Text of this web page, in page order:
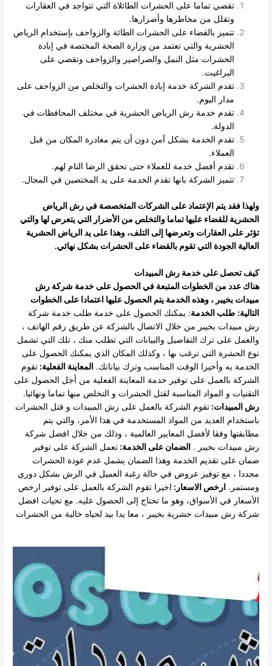
تقضي تماما على الحشرات الطائلاة التي تتواجد في العقارات
وتقلل من مخاطرها وأضرارها.
تتميز بالقضاء على الحشرات الطائة والزواحف بإستخدام الرياض
الحشرية والتي تعتمد من وزارة الصحة المختصة في إبادة
الحشرات مثل النمل والصراصير والزواحف وتقضي على
البراغيت.
تقدم الشركة خدمة إبادة الحشرات والتخلص من الزواحف على
مدار اليوم.
تقدم خدمة رش الرياض الحشرية في مختلف المحافظات في
الدولة.
تقدم الخدمة بشكل آمن دون أن يتم مغادرة المكان من قبل
العملاء.
تقدم أفضل خدمة للعملاء حتى تحقق الرضا التام لهم.
تتميز الشركة بانها تقدم الخدمة على يد المختصين في المجال.
ولهذا فقد يتم الإعتماد على الشركات المتخصصة في رش الرياض
الحشرية للقضاء عليها تماما والتخلص من الأضرار التي يتعرض لها والتي
تؤثر على العقارات وتعرضها إلى التلف، وهذا على يد الرياض الحشرية
العالية الجودة التي تقوم بالقضاء على الحشرات بشكل نهائي.
كيف تحصل على خدمة رش المبيدات
هناك عدد من الخطوات المتبعة في الحصول على خدمة شركة رش
مبيدات بخيبر ، وهذه الخدمة يتم الحصول عليها اعتمادا على الخطوات
التالية: طلب الخدمة: يمكنك الحصول على خدمة طلب خدمة شركة
رش مبيدات بخيبر من خلال الاتصال بالشركة عن طريق رقم الهاتف ،
والعمل على ترك التفاصيل والبيانات التي تطلب منك ، تلك التي تشمل
نوع الحشرة التي ترغب بها ، وكذلك المكان الذي يمكنك الحصول على
الخدمة به وأخيرا الوقت المناسب وترك بياناتك. المعاينة الفعلية:تقوم
الشركة بالعمل على توفير خدمة المعاينة الفعلية من أجل الحصول على
التقنيات و المواد المناسبة لقتل الحشرات و التخلص منها تماما ونهائيا.
رش المبيدات:تقوم الشركة بالعمل على رش المبيدات و قتل الحشرات
باستخدام العديد من المواد المستخدمة في هذا الأمر، والتي يتم
مطابقتها وفقا لأفضل المعايير العالمية ، وذلك من خلال افضل شركة
رش مبيدات بخيبر . الضمان على الخدمة:تعمل الشركة على توفير
ضمان على تقديم الخدمة وهذا الضمان يشمل عدم عودة الحشرات
مجددا ، مع توفير عروض في حالة رغبة العميل في الرش بشكل دوري
ومستمر. ارخص الاسعار: اخيرا تقوم الشركة بالعمل على توفير ارخص
الأسعار في الأسواق، وهو ما تحتاج إلى الحصول عليه. مع تحيات افضل
شركة رش مبيدات حشرية بخيبر ، معا يدا بيد لحياه خالية من الحشرات